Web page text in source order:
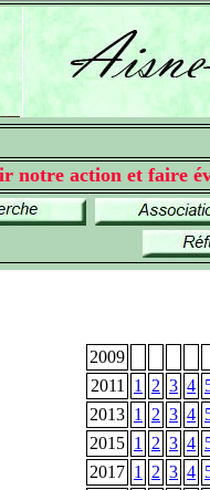
notre action et faire
2009
2011
1 2 3 4
2013 1 2 3 4
2015 1 2 3 4
2017 1 2 3 4